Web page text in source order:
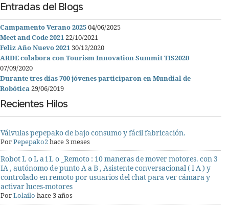
Entradas del Blogs
Campamento Verano 202504/06/2025
Meet and Code 202122/10/2021
Feliz Año Nuevo 202130/12/2020
ARDE colabora con Tourism Innovation Summit TIS2020
07/09/2020
Durante tres días 700 jóvenes participaron en Mundial de
Robótica29/06/2019
Recientes Hilos
Válvulas pepepako de bajo consumo y fácil fabricación.
PorPepepako2hace 3 meses
Robot L o L a i L o _Remoto : 10 maneras de mover motores. con 3
IA , autónomo de punto A a B , Asistente conversacional ( I A ) y
controlado en remoto por usuarios del chat para ver cámara y
activar luces-motores
PorLolailo hace 3 años